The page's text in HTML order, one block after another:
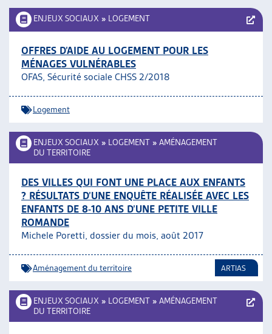
ENJEUX SOCIAUX » LOGEMENT
OFFRES D’AIDE AU LOGEMENT POUR LES
MÉNAGES VULNÉRABLES
OFAS, Sécurité sociale CHSS 2/2018
Logement
ENJEUX SOCIAUX » LOGEMENT » AMÉNAGEMENT
DU TERRITOIRE
DES VILLES QUI FONT UNE PLACE AUX ENFANTS
? RÉSULTATS D’UNE ENQUÊTE RÉALISÉE AVEC LES
ENFANTS DE 8-10 ANS D’UNE PETITE VILLE
ROMANDE
Michele Poretti, dossier du mois, août 2017
Aménagement du territoire ARTIAS
ENJEUX SOCIAUX » LOGEMENT » AMÉNAGEMENT
DU TERRITOIRE